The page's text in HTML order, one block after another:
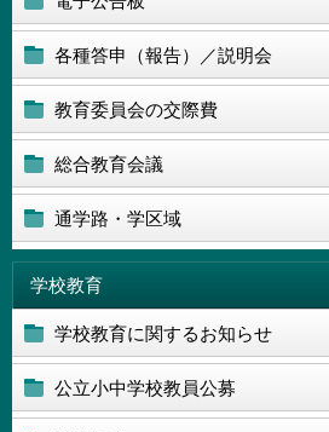
各種答申（報告）／説明会
教育委員会の交際費
総合教育会議
通学路・学区域
学校教育
学校教育に関するお知らせ
公立小中学校教員公募